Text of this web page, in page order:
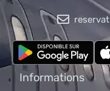
Informations